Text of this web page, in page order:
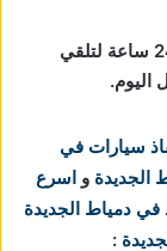
لدينا فريق خدمة عملاء يعمل علي مدار 24 ساعة لتلقي
اليوم.
سيارات في
الجديدة و اسرع
في دمياط الجديدة
: